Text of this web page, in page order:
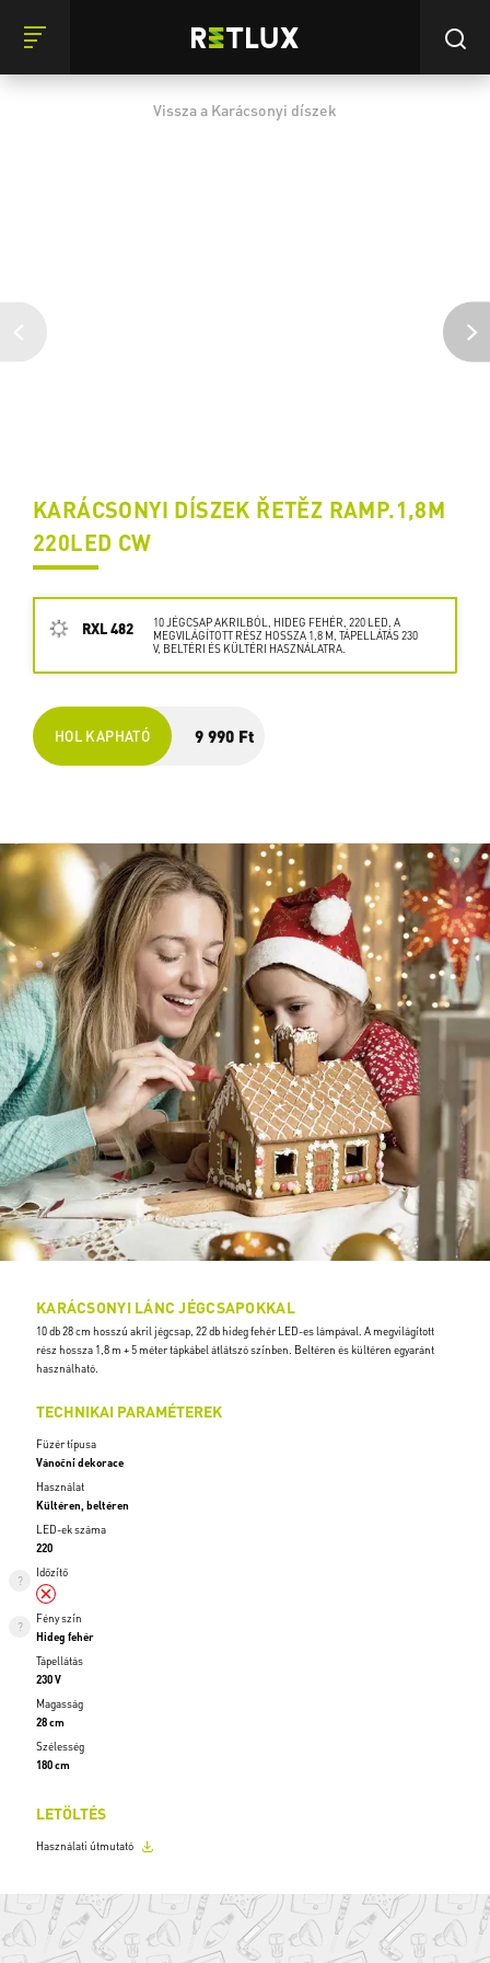
Vissza a Karácsonyi díszek
KARÁCSONYI DÍSZEK ŘETĚZ RAMP.1,8M
220LED CW
RXL 482
10 JÉGCSAP AKRILBÓL, HIDEG FEHÉR, 220 LED, A
MEGVILÁGÍTOTT RÉSZ HOSSZA 1,8 M, TÁPELLÁTÁS 230
V, BELTÉRI ÉS KÜLTÉRI HASZNÁLATRA.
HOL KAPHATÓ 9 990 Ft
KARÁCSONYI LÁNC JÉGCSAPOKKAL
10 db 28 cm hosszú akril jégcsap, 22 db hideg fehér LED-es lámpával. A megvilágított
rész hossza 1,8 m + 5 méter tápkábel átlátszó színben. Beltéren és kültéren egyaránt
használható.
TECHNIKAI PARAMÉTEREK
Füzér típusa
Vánoční dekorace
Használat
Kültéren, beltéren
LED-ek száma
220
Időzítő
Fény szín
Hideg fehér
Tápellátás
230 V
Magasság
28 cm
Szélesség
180 cm
LETÖLTÉS
Használati útmutató